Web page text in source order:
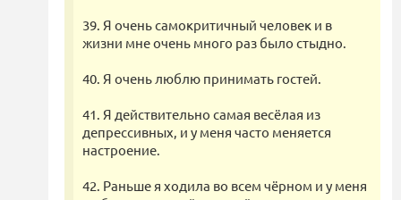
39. Я очень самокритичный человек и в
жизни мне очень много раз было стыдно.
40. Я очень люблю принимать гостей.
41. Я действительно самая весёлая из
депрессивных, и у меня часто меняется
настроение.
42. Раньше я ходила во всем чёрном и у меня